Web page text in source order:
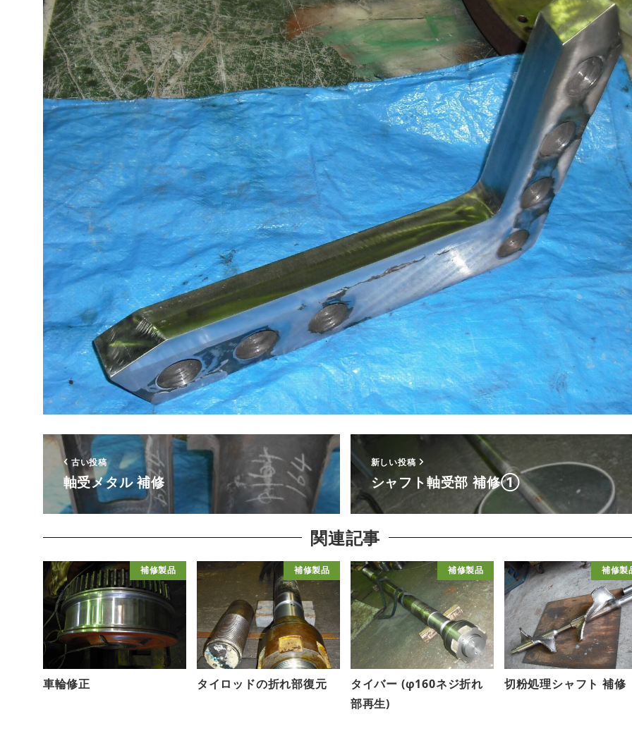
古い投稿
軸受メタル 補修
新しい投稿
シャフト軸受部 補修①
関連記事
補修製品
車輪修正
補修製品
タイロッドの折れ部復元
補修製品
タイバー (φ160ネジ折れ
部再生)
補修製
切粉処理シャフト 補修